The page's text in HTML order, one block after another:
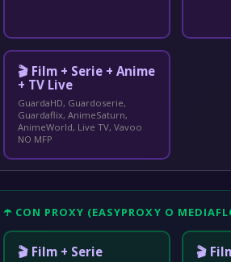
🎬 Film + Serie + Anime
+ TV Live
GuardaHD, Guardoserie,
Guardaflix, AnimeSaturn,
AnimeWorld, Live TV, Vavoo
NO MFP
☂️ CON PROXY (EASYPROXY O
🎬 Film + Serie 🎬